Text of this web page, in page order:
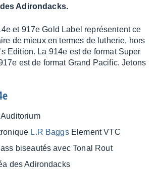
Adirondacks.
et 917e Gold Label repré­sentent ce
de mieux en termes de luthe­rie, hors
Edition. La 914e est de format Super
est de format Grand Paci­fic. Jetons
L.R BaggsElement VTC
biseau­tés avec Tonal Rout
des Adiron­dacks